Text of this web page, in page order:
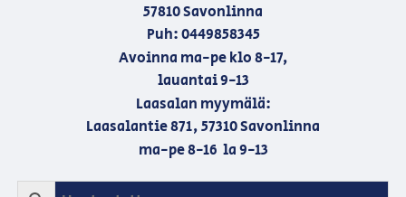
57810 Savonlinna
Puh: 0449858345
Avoinna ma-pe klo 8-17,
lauantai 9-13
Laasalan myymälä:
Laasalantie 871, 57310 Savonlinna
ma-pe 8-16 la 9-13